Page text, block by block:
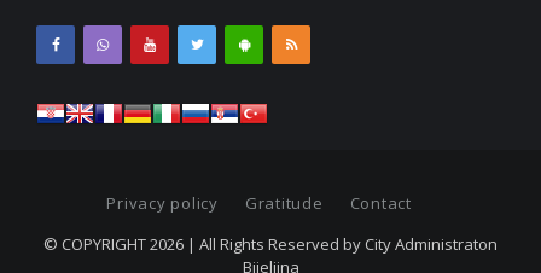
Privacy policy Gratitude
Contact
© COPYRIGHT 2026 | All Rights Reserved by City Administraton
Bijeljina